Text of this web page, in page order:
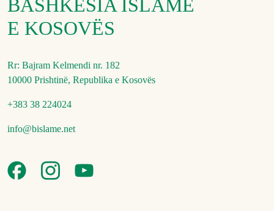
BASHKËSIA ISLAME
E KOSOVËS
Rr: Bajram Kelmendi nr. 182
10000 Prishtinë, Republika e Kosovës
+383 38 224024
info@bislame.net